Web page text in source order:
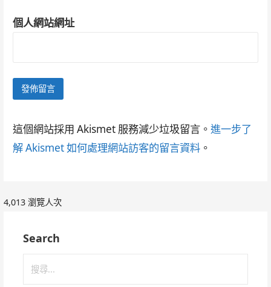
個人網站網址
這個網站採用 Akismet 服務減少垃圾留言。 進一步了
解 Akismet 如何處理網站訪客的留言資料。
4,013 瀏覽人次
Search